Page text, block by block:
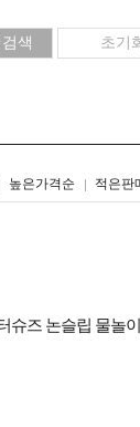
높은가격순 적은판
슈즈 논슬립 물놀